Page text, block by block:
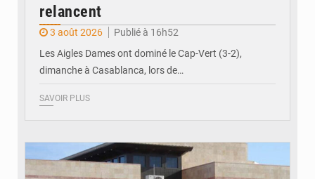
relancent
3 août 2026
Publié à 16h52
Les Aigles Dames ont dominé le Cap-Vert (3-2),
dimanche à Casablanca, lors de…
SAVOIR PLUS